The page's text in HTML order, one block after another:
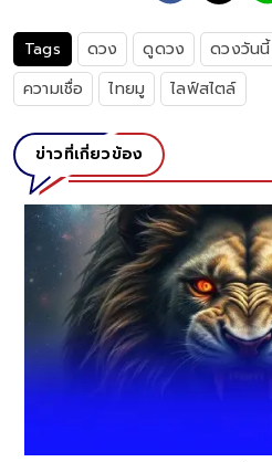
Tags ดวง ดูดวง ดวงวันนี้
ความเชื่อ
ไทยมู ไลฟ์สไตล์
ข่าวที่เกี่ยวข้อง